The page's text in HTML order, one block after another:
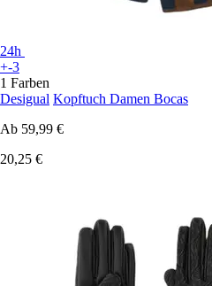
24h
+-3
1 Farben
Desigual Kopftuch Damen Bocas
Ab 59,99 €
20,25 €